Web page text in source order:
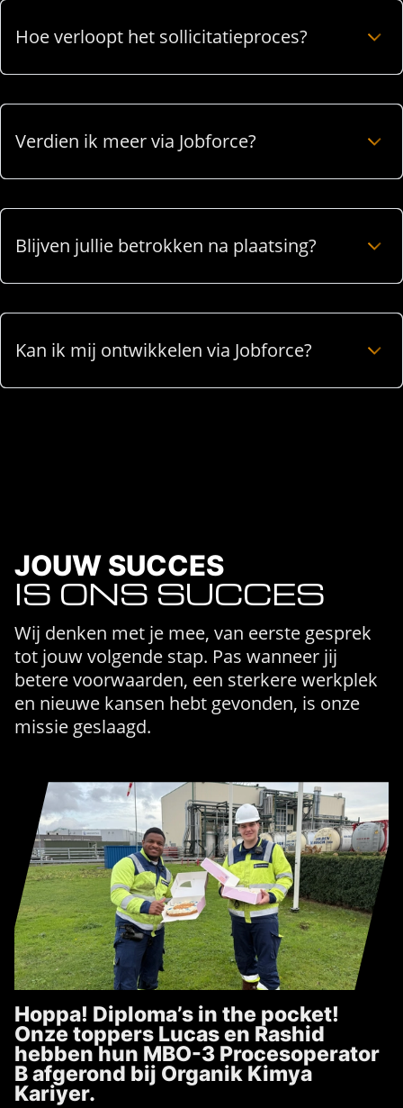
Hoe verloopt het sollicitatieproces?
Verdien ik meer via Jobforce?
Blijven jullie betrokken na plaatsing?
Kan ik mij ontwikkelen via Jobforce?
JOUW SUCCES
IS ONS SUCCES
Wij denken met je mee, van eerste gesprek
tot jouw volgende stap. Pas wanneer jij
betere voorwaarden, een sterkere werkplek
en nieuwe kansen hebt gevonden, is onze
missie geslaagd.
Hoppa! Diploma’s in the pocket!
Onze toppers Lucas en Rashid
hebben hun MBO-3 Procesoperator
B afgerond bij Organik Kimya
Kariyer.